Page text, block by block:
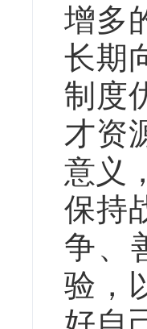
增多
长期
制度
才资
意义
保持
争、
验，